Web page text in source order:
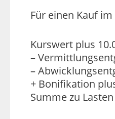
Für einen Kauf
Kurswert plus
–
–
+ Bonifikation
Summe zu